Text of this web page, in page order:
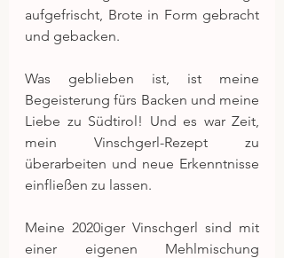
aufgefrischt, Brote in Form gebracht
und gebacken.
Was geblieben ist, ist meine
Begeisterung fürs Backen und meine
Liebe zu Südtirol! Und es war Zeit,
mein Vinschgerl-Rezept zu
überarbeiten und neue Erkenntnisse
einfließen zu lassen.
Meine 2020iger Vinschgerl sind mit
einer eigenen Mehlmischung